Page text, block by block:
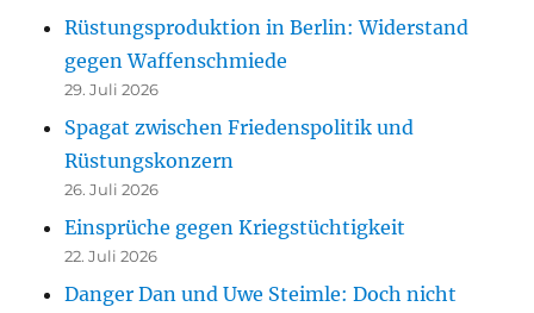
Rüstungsproduktion in Berlin: Widerstand
gegen Waffenschmiede
29. Juli 2026
Spagat zwischen Friedenspolitik und
Rüstungskonzern
26. Juli 2026
Einsprüche gegen Kriegstüchtigkeit
22. Juli 2026
Danger Dan und Uwe Steimle: Doch nicht